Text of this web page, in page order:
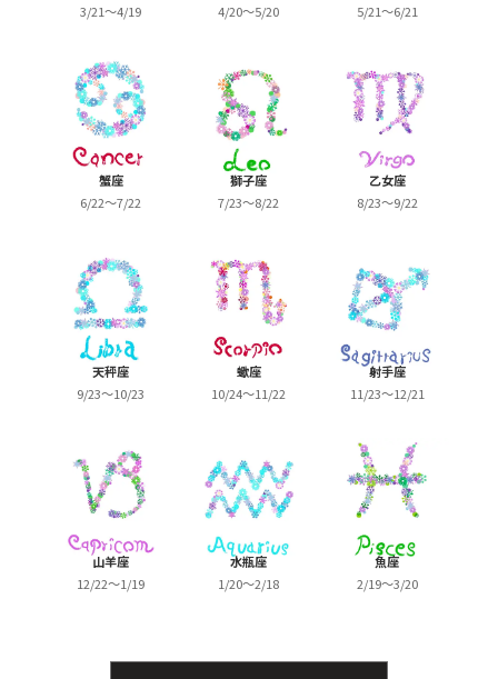
3/21～4/19
4/20～5/20
5/21～6/21
蟹座
6/22～7/22
獅子座
7/23～8/22
乙女座
8/23～9/22
天秤座
9/23～10/23
蠍座
10/24～11/22
射手座
11/23～12/21
山羊座
12/22～1/19
水瓶座
1/20～2/18
魚座
2/19～3/20